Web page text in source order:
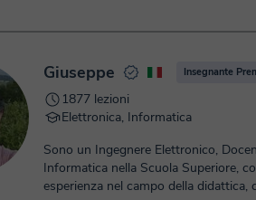
Giuseppe Insegnante
1877 lezioni
Elettronica, Informatica
Sono un Ingegnere Elettronico,
Informatica nella Scuola Superiore,
esperienza nel campo della didattica,